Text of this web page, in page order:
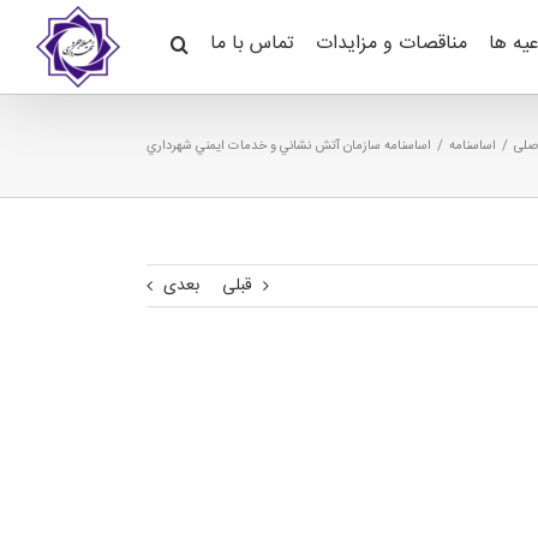
ها مناقصات و مزایدات تماس با ما
اساسنامه اساسنامه سازمان آتش نشاني و خدمات ايمني شهرداري
قبلی بعدی